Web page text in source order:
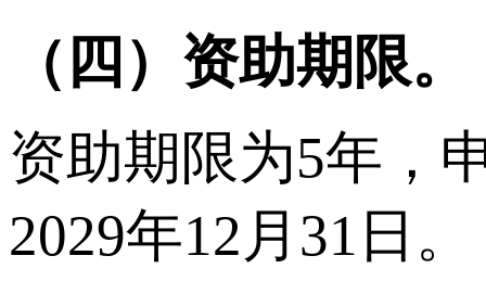
（四）资助期限。
资助期限为5年，
2029年12月31日。